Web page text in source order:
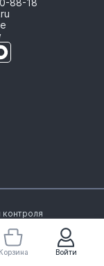
Войти
Корзина
88-18
контроля